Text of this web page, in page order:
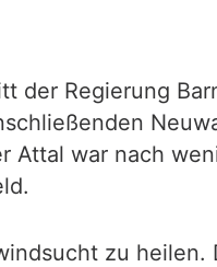
der Regierung
Attal war nach
zu heilen.